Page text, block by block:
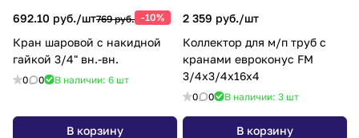
692.10 руб./шт769 руб. -10%
Кран шаровой с накидной
гайкой 3/4" вн.-вн.
0 0 В наличии: 6 шт
В корзину
2 359 руб./шт
Коллектор для м/п труб с
кранами евроконус FM
3/4x3/4x16x4
0 0 В наличии: 3 шт
В корзину